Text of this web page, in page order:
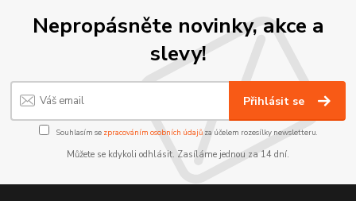
Nepropásněte novinky, akce a
slevy!
Přihlásit se
Souhlasím se zpracováním osobních údajůza účelem rozesílky newsletteru.
Můžete se kdykoli odhlásit. Zasíláme jednou za 14 dní.